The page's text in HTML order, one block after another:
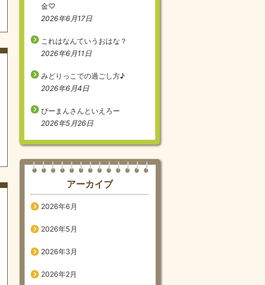
金♡
2026年6月17日
これはなんていうおはな？
2026年6月11日
みどりっこでの過ごし方♪
2026年6月4日
ぴーまんさんといえろー
2026年5月26日
アーカイブ
2026年6月
2026年5月
2026年3月
2026年2月